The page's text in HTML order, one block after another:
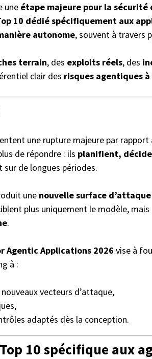
une étape majeure pour la sécurité
10 dédié spécifiquement aux
autonome, souvent à travers
terrain, des exploits réels, des
clair des risques agentiques
une rupture majeure par
de répondre : ils planifient,
sur de longues périodes.
une nouvelle surface
plus uniquement le modèle, mais
.
Agentic Applications 2026 vise à
à :
vecteurs d’attaque,
adaptés dès la conception.
10 spécifique aux